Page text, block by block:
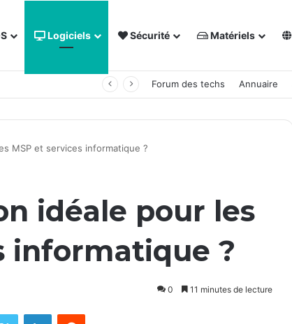
Logiciels Sécurité Matériels
Forum des techs Annuaire
MSP et services informatique ?
idéale pour les
informatique ?
0 11 minutes de lecture
X LinkedinReddit